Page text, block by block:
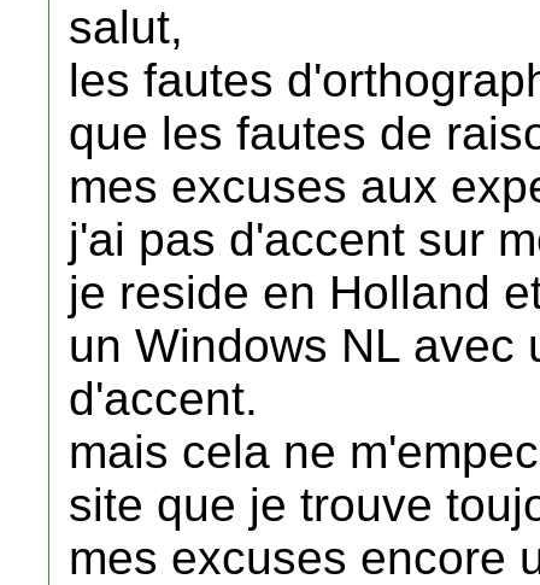
salut,
les fautes
que les fautes de
mes excuses aux
j'ai pas d'accent sur
je reside en Holland
un Windows NL avec
d'accent.
mais cela ne
site que je trouve
mes excuses encore